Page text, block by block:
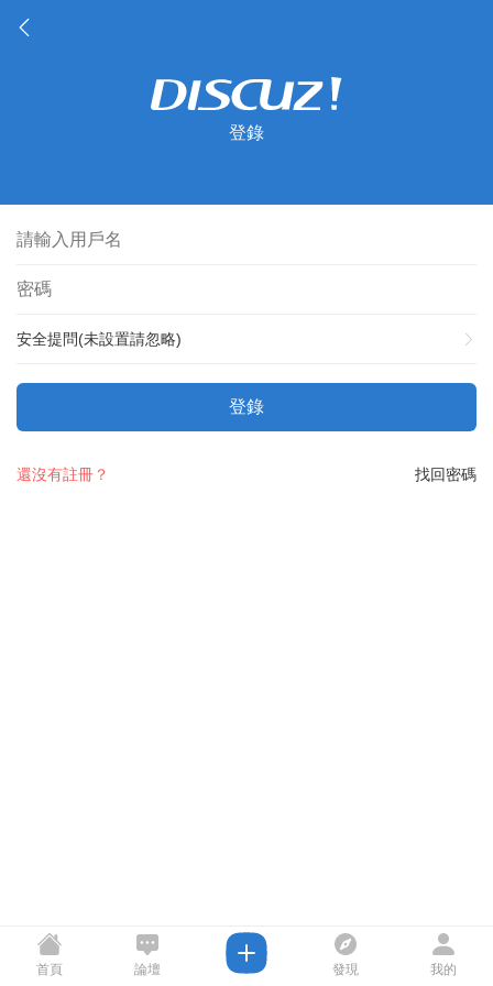
登錄
安全提問(未設置請忽略)
登錄
找回密碼
還沒有註冊？
首頁 論壇 發現 我的